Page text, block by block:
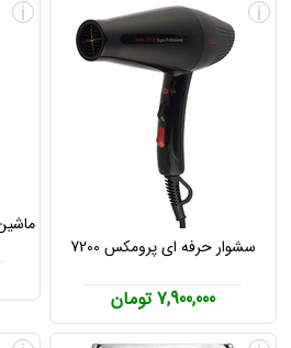
سشوار حرفه ای پرومکس 7200
7,900,000 تومان
i
i